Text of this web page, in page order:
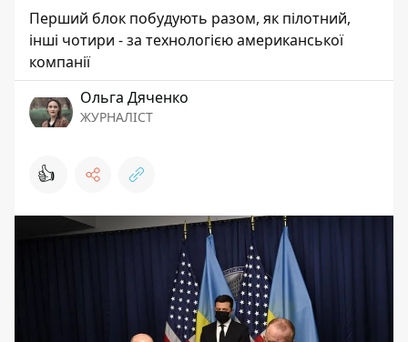
Перший блок побудують разом, як пілотний,
інші чотири - за технологією американської
компанії
Ольга Дяченко
ЖУРНАЛІСТ
👍